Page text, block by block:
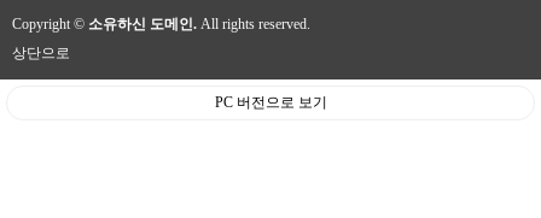
Copyright © 소유하신 도메인. All rights reserved.
상단으로
PC 버전으로 보기